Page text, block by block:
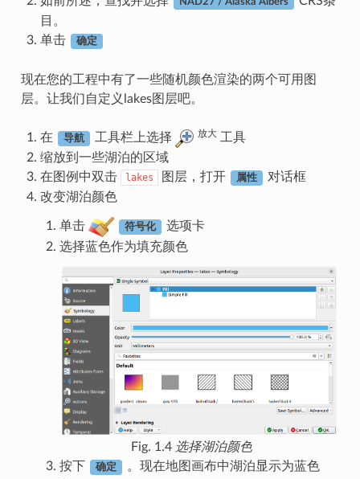
目。
单击
确定
现在您的工程中有了一些随机颜色渲染的两个可用图
层。让我们自定义lakes图层吧。
在 导航 工具栏上选择 放大工具
缩放到一些湖泊的区域
在图例中双击
lakes 图层，打开 属性
对话框
改变湖泊颜色
单击 符号化
选项卡
选择蓝色作为填充颜色
Fig. 1.4 选择湖泊颜色
按下
确定
。现在地图画布中湖泊显示为蓝色